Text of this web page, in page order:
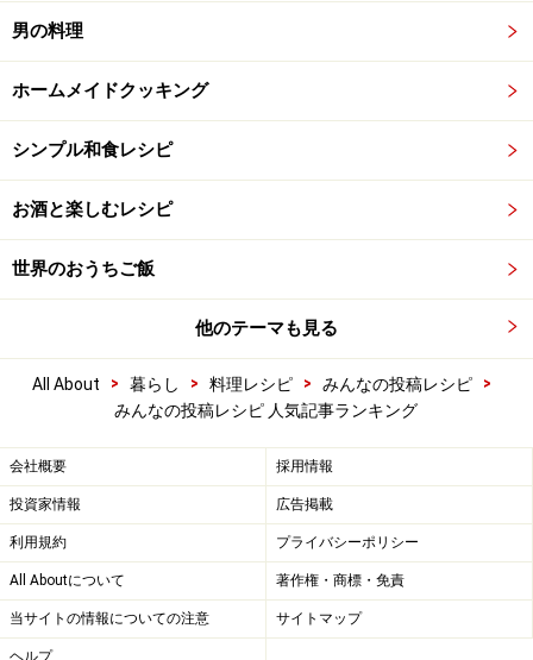
男の料理
ホームメイドクッキング
シンプル和食レシピ
お酒と楽しむレシピ
世界のおうちご飯
他のテーマも見る
All About > 暮らし > 料理レシピ > みんなの投稿レシピ
>
みんなの投稿レシピ 人気記事ランキング
会社概要 採用情報
投資家情報 広告掲載
利用規約 プライバシーポリシー
All Aboutについて 著作権・商標・免責
当サイトの情報についての注意 サイトマップ
ヘルプ